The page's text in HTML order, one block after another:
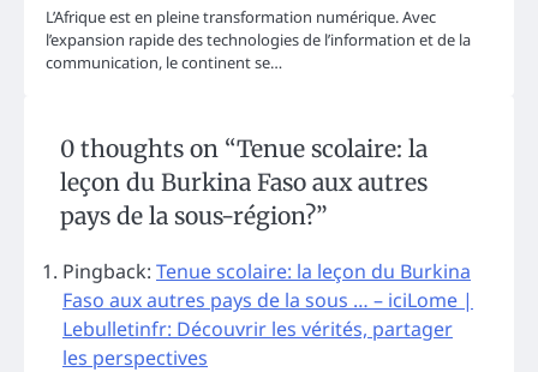
L’Afrique est en pleine transformation numérique. Avec
l’expansion rapide des technologies de l’information et de la
communication, le continent se…
0 thoughts on “Tenue scolaire: la
leçon du Burkina Faso aux autres
pays de la sous-région?”
Pingback: Tenue scolaire: la leçon du Burkina
Faso aux autres pays de la sous … – iciLome |
Lebulletinfr: Découvrir les vérités, partager
les perspectives